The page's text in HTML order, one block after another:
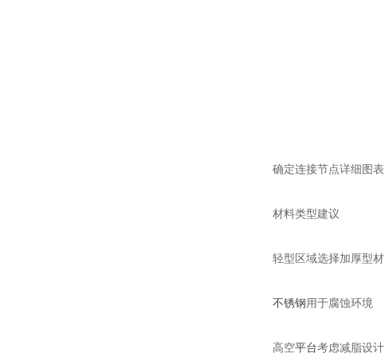
确定连接节点详细图表
材料类型建议
轻型区域选择加厚型材
不锈钢用于腐蚀环境
高空平台考虑减脂设计